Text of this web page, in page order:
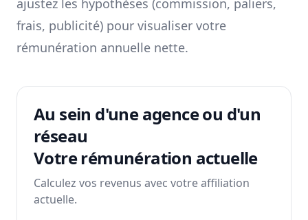
ajustez les hypothèses (commission, paliers,
frais, publicité) pour visualiser votre
rémunération annuelle nette.
Au sein d'une agence ou d'un
réseau
Votre rémunération actuelle
Calculez vos revenus avec votre affiliation
actuelle.